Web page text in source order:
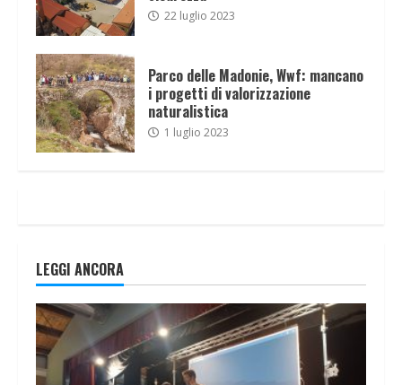
22 luglio 2023
Parco delle Madonie, Wwf: mancano
i progetti di valorizzazione
naturalistica
1 luglio 2023
LEGGI ANCORA